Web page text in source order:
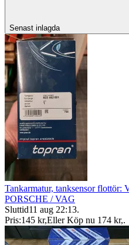
Senast inlagda
Tankarmatur, tanksensor
PORSCHE / VAG
Sluttid11 aug 22:13.
Pris:145 kr,Eller Köp nu 174 kr,.